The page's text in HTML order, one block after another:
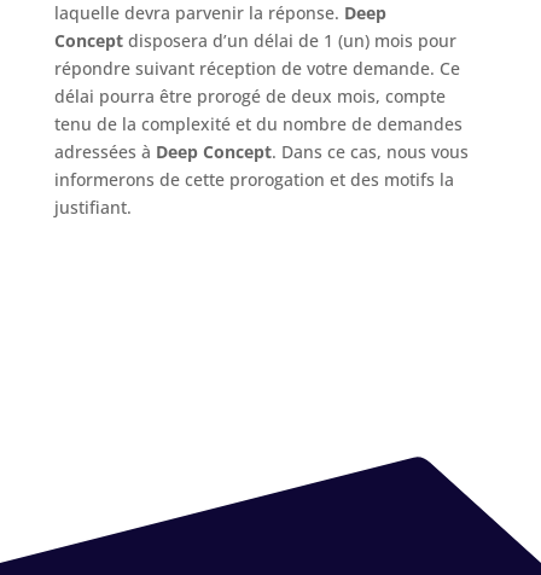
laquelle devra parvenir la réponse. Deep
Conceptdisposera d’un délai de 1 (un) mois pour
répondre suivant réception de votre demande. Ce
délai pourra être prorogé de deux mois, compte
tenu de la complexité et du nombre de demandes
adressées à Deep Concept. Dans ce cas, nous vous
informerons de cette prorogation et des motifs la
justifiant.